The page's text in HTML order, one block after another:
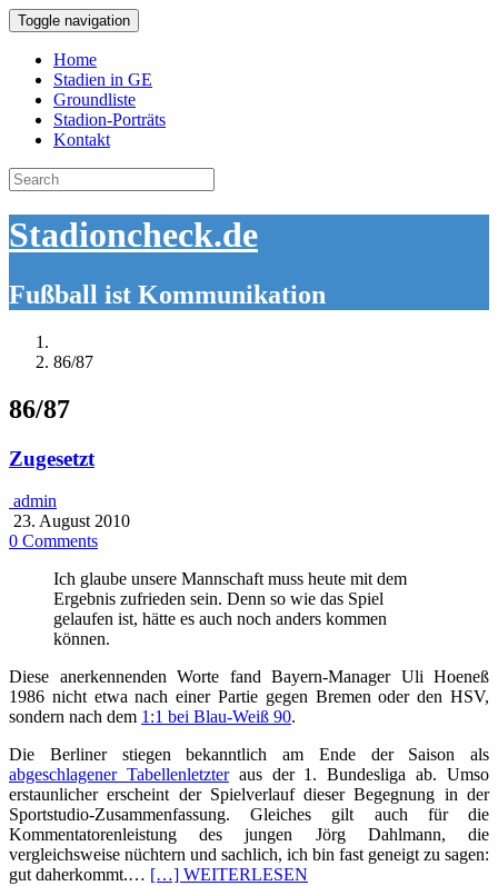
Toggle navigation
Home
Stadien in GE
Groundliste
Stadion-Porträts
Kontakt
Search
for:
Stadioncheck.de
Fußball ist Kommunikation
86/87
86/87
Zugesetzt
admin
23. August 2010
0 Comments
Ich glaube unsere Mannschaft muss heute mit dem
Ergebnis zufrieden sein. Denn so wie das Spiel
gelaufen ist, hätte es auch noch anders kommen
können.
Diese anerkennenden Worte fand Bayern-Manager Uli Hoeneß
1986 nicht etwa nach einer Partie gegen Bremen oder den HSV,
sondern nach dem 1:1 bei Blau-Weiß 90.
Die Berliner stiegen bekanntlich am Ende der Saison als
abgeschlagener Tabellenletzteraus der 1. Bundesliga ab. Umso
erstaunlicher erscheint der Spielverlauf dieser Begegnung in der
Sportstudio-Zusammenfassung. Gleiches gilt auch für die
Kommentatorenleistung des jungen Jörg Dahlmann, die
vergleichsweise nüchtern und sachlich, ich bin fast geneigt zu sagen:
gut daherkommt.… […] WEITERLESEN